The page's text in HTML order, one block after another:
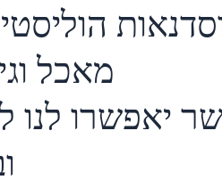
מאכל
יאפשרו לנו